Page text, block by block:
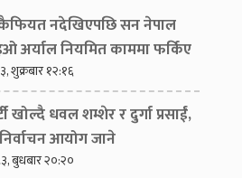
नदेखिएपछि सन नेपाल
अर्याल नियमित काममा फर्किए
शुक्रबार १२:१६
खोल्दै धवल शम्शेर र दुर्गा प्रसाईं,
आयोग जाने
बुधबार २०:२०